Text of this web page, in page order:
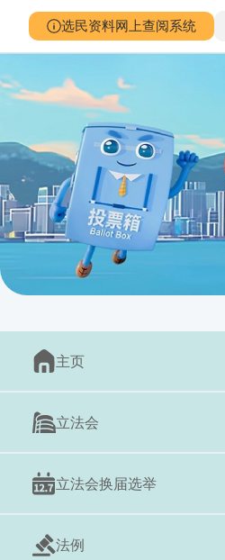
选民资料网上查阅系统
主页
立法会
立法会换届选举
法例